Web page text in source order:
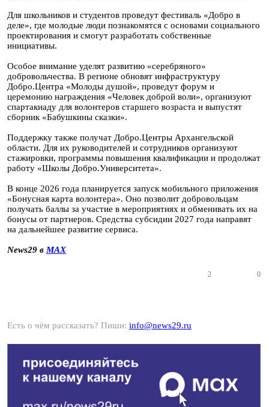
Для школьников и студентов проведут фестиваль «Добро в
деле», где молодые люди познакомятся с основами социального
проектирования и смогут разработать собственные
инициативы.
Особое внимание уделят развитию «серебряного»
добровольчества. В регионе обновят инфраструктуру
Добро.Центра «Молоды душой», проведут форум и
церемонию награждения «Человек доброй воли», организуют
спартакиаду для волонтеров старшего возраста и выпустят
сборник «Бабушкины сказки».
Поддержку также получат Добро.Центры Архангельской
области. Для их руководителей и сотрудников организуют
стажировки, программы повышения квалификации и продолжат
работу «Школы Добро.Университета».
В конце 2026 года планируется запуск мобильного приложения
«Бонусная карта волонтера». Оно позволит добровольцам
получать баллы за участие в мероприятиях и обменивать их на
бонусы от партнеров. Средства субсидии 2027 года направят
на дальнейшее развитие сервиса.
News29 в MAX
2 0
Есть о чём рассказать? Пиши: info@news29.ru